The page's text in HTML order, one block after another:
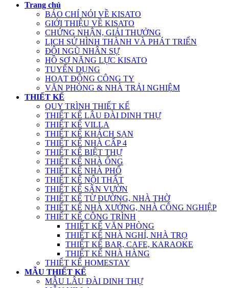
Trang chủ
BÁO CHÍ NÓI VỀ KISATO
GIỚI THIỆU VỀ KISATO
CHỨNG NHẬN, GIẢI THƯỞNG
LỊCH SỬ HÌNH THÀNH VÀ PHÁT TRIỂN
ĐỘI NGŨ NHÂN SỰ
HỒ SƠ NĂNG LỰC KISATO
TUYỂN DỤNG
HOẠT ĐỘNG CÔNG TY
VĂN PHÒNG & NHÀ TRẢI NGHIỆM
THIẾT KẾ
QUY TRÌNH THIẾT KẾ
THIẾT KẾ LÂU ĐÀI DINH THỰ
THIẾT KẾ VILLA
THIẾT KẾ KHÁCH SẠN
THIẾT KẾ NHÀ CẤP 4
THIẾT KẾ BIỆT THỰ
THIẾT KẾ NHÀ ỐNG
THIẾT KẾ NHÀ PHỐ
THIẾT KẾ NỘI THẤT
THIẾT KẾ SÂN VƯỜN
THIẾT KẾ TỪ ĐƯỜNG, NHÀ THỜ
THIẾT KẾ NHÀ XƯỞNG, NHÀ CÔNG NGHIỆP
THIẾT KẾ CÔNG TRÌNH
THIẾT KẾ VĂN PHÒNG
THIẾT KẾ NHÀ NGHỈ, NHÀ TRỌ
THIẾT KẾ BAR, CAFE, KARAOKE
THIẾT KẾ NHÀ HÀNG
THIẾT KẾ HOMESTAY
MẪU THIẾT KẾ
MẪU LÂU ĐÀI DINH THỰ